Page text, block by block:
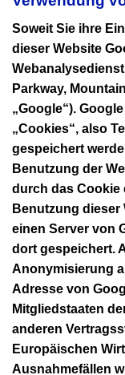
Soweit Sie ihre
dieser Website
Parkway,
„Google“).
„Cookies“, also
gespeichert
Benutzung der
durch das Cookie
Benutzung dieser
einen Server von
dort gespeichert.
Anonymisierung
Adresse von
Mitgliedstaaten
anderen
Europäischen
Ausnahmefällen